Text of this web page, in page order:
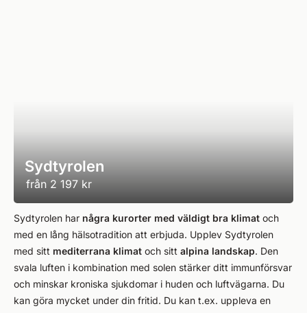
Sydtyrolen
från 2 197 kr
Sydtyrolen har några kurorter med väldigt bra klimat och
med en lång hälsotradition att erbjuda. Upplev Sydtyrolen
med sitt mediterrana klimat och sitt alpina landskap. Den
svala luften i kombination med solen stärker ditt immunförsvar
och minskar kroniska sjukdomar i huden och luftvägarna. Du
kan göra mycket under din fritid. Du kan t.ex. uppleva en